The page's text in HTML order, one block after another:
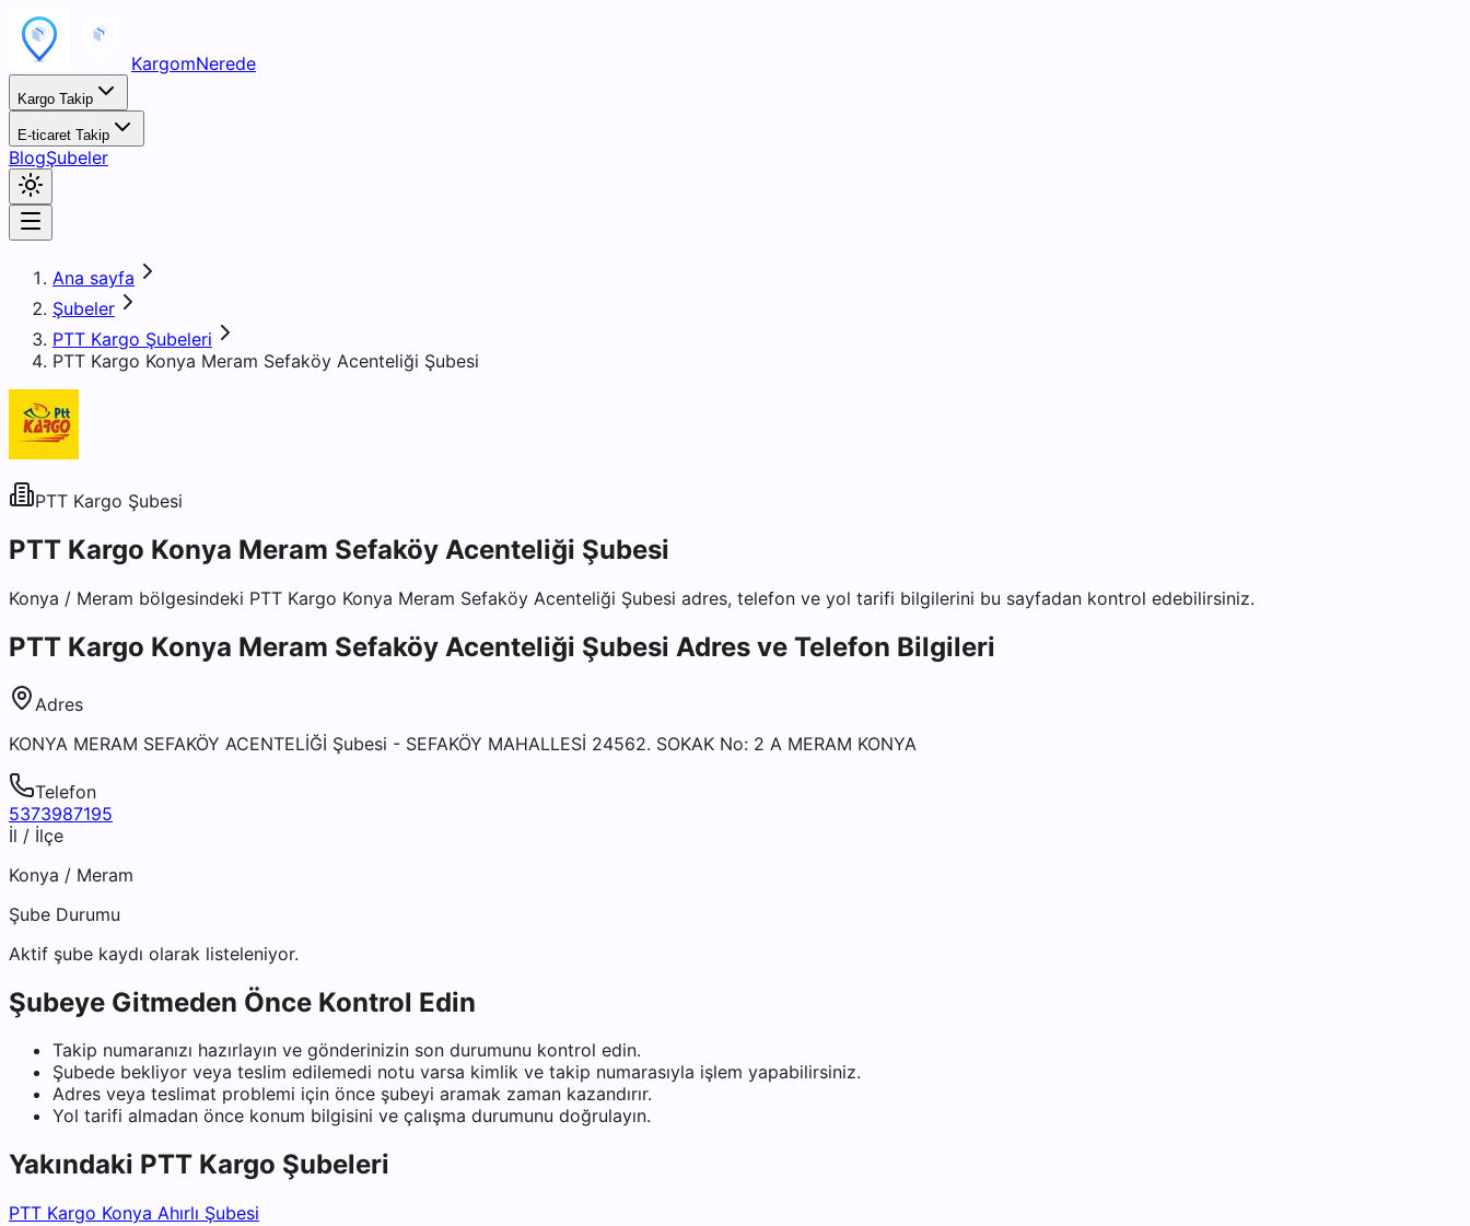
KargomNerede
Kargo Takip
E-ticaret Takip
BlogŞubeler
Ana sayfa
Şubeler
PTT Kargo Şubeleri
PTT Kargo Konya Meram Sefaköy Acenteliği Şubesi
PTT Kargo Şubesi
PTT Kargo Konya Meram Sefaköy Acenteliği Şubesi
Konya / Meram bölgesindeki PTT Kargo Konya Meram Sefaköy Acenteliği Şubesi adres, telefon ve yol tarifi bilgilerini bu sayfadan kontrol edebilirsiniz.
PTT Kargo Konya Meram Sefaköy Acenteliği Şubesi Adres ve Telefon Bilgileri
Adres
KONYA MERAM SEFAKÖY ACENTELİĞİ Şubesi - SEFAKÖY MAHALLESİ 24562. SOKAK No: 2 A MERAM KONYA
Telefon
5373987195
İl / İlçe
Konya / Meram
Şube Durumu
Aktif şube kaydı olarak listeleniyor.
Şubeye Gitmeden Önce Kontrol Edin
Takip numaranızı hazırlayın ve gönderinizin son durumunu kontrol edin.
Şubede bekliyor veya teslim edilemedi notu varsa kimlik ve takip numarasıyla işlem yapabilirsiniz.
Adres veya teslimat problemi için önce şubeyi aramak zaman kazandırır.
Yol tarifi almadan önce konum bilgisini ve çalışma durumunu doğrulayın.
Yakındaki PTT Kargo Şubeleri
PTT Kargo Konya Ahırlı Şubesi